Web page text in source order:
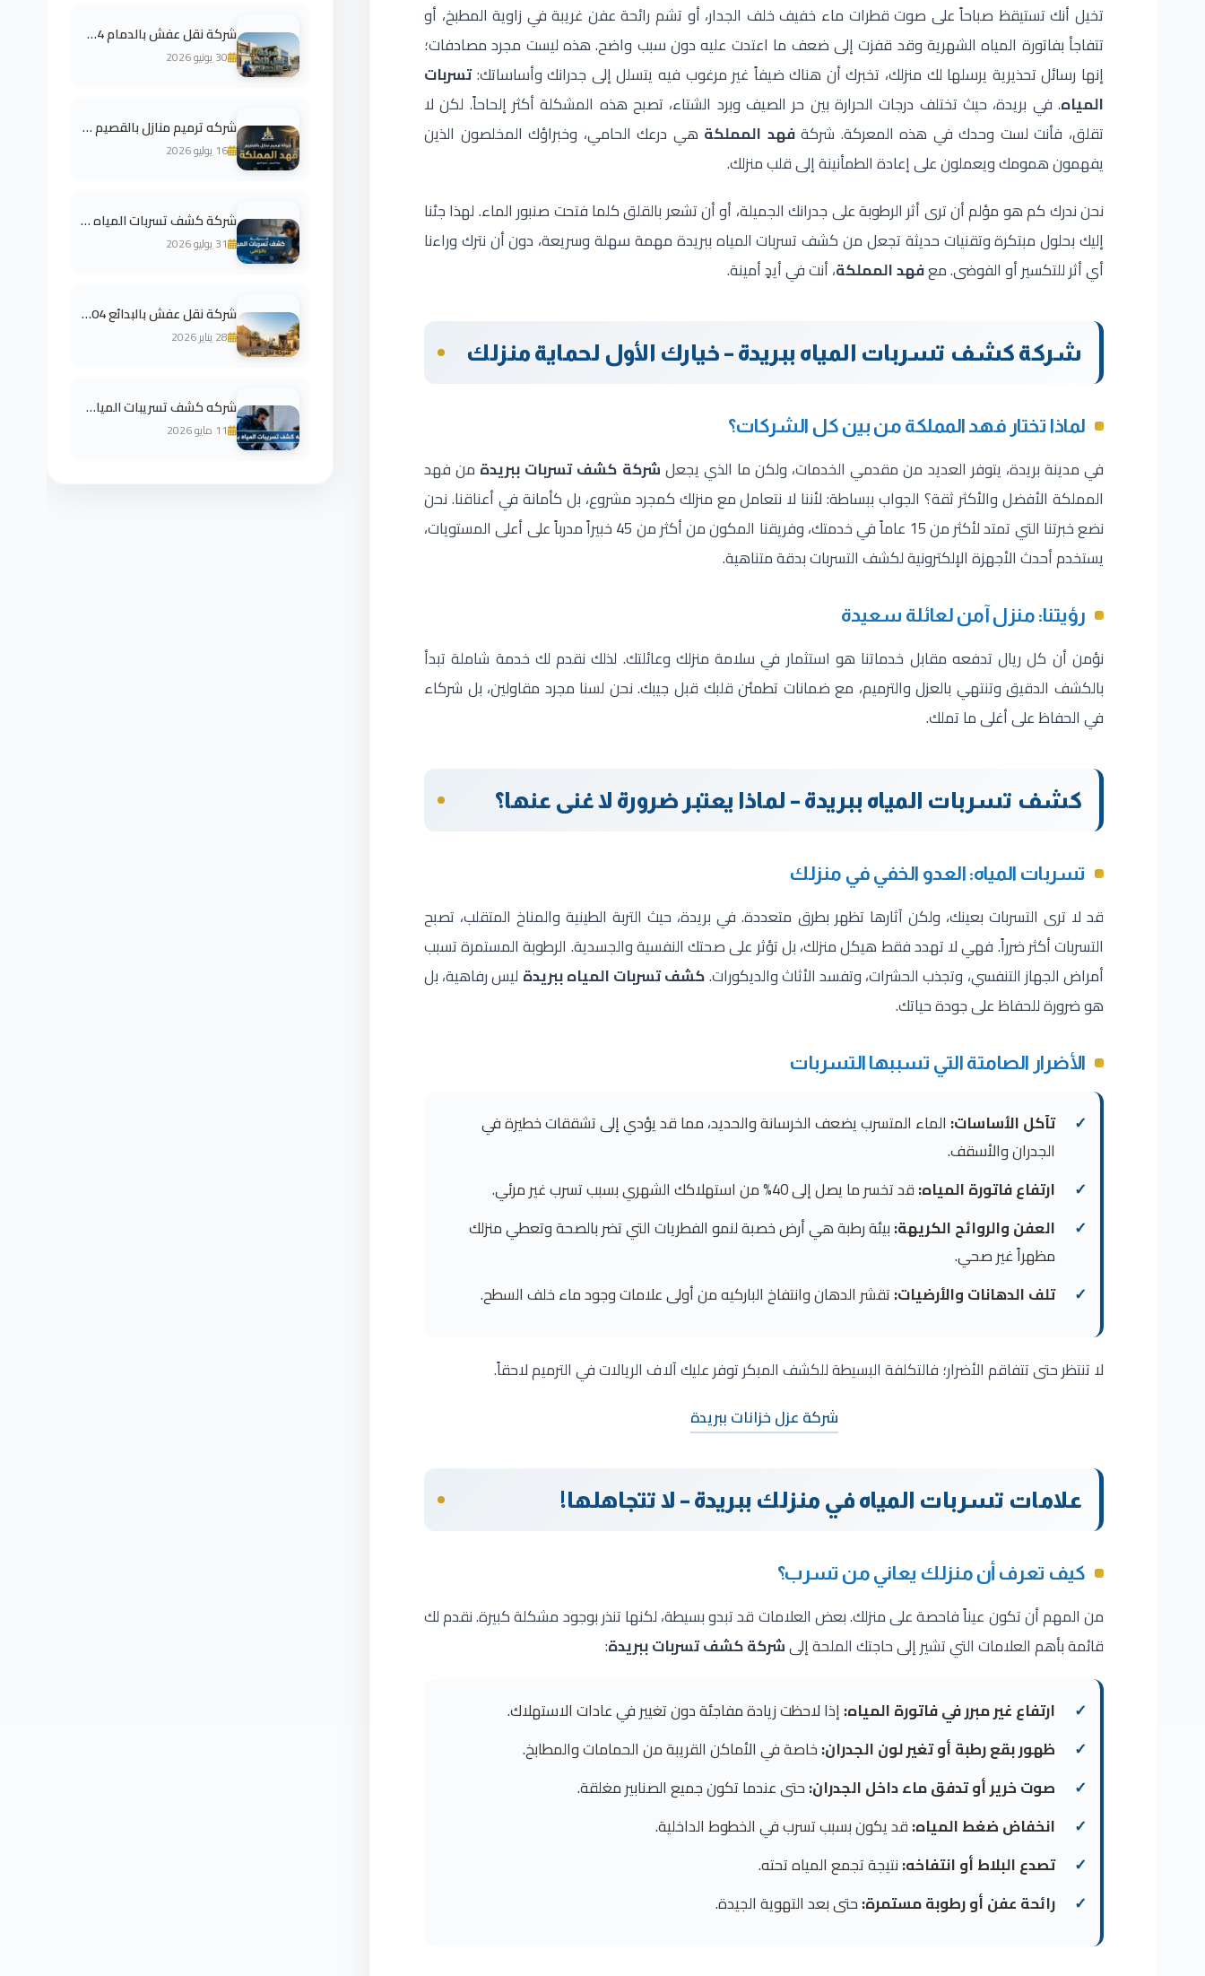
تخيل أنك تستيقظ صباحاً على صوت قطرات ماء خفيف خلف الجدار، أو تشم رائحة عفن غريبة في زاوية المطبخ، أو
تتفاجأ بفاتورة المياه الشهرية وقد قفزت إلى ضعف ما اعتدت عليه دون سبب واضح. هذه ليست مجرد مصادفات؛
إنها رسائل تحذيرية يرسلها لك منزلك، تخبرك أن هناك ضيفاً غير مرغوب فيه يتسلل إلى جدرانك وأساساتك:تسربات
المياه. في بريدة، حيث تختلف درجات الحرارة بين حر الصيف وبرد الشتاء، تصبح هذه المشكلة أكثر إلحاحاً. لكن لا
تقلق، فأنت لست وحدك في هذه المعركة. شركةفهد المملكة هي درعك الحامي، وخبراؤك المخلصون الذين
يفهمون همومك ويعملون على إعادة الطمأنينة إلى قلب منزلك.
نحن ندرك كم هو مؤلم أن ترى أثر الرطوبة على جدرانك الجميلة، أو أن تشعر بالقلق كلما فتحت صنبور الماء. لهذا جئنا
إليك بحلول مبتكرة وتقنيات حديثة تجعل من كشف تسربات المياه ببريدة مهمة سهلة وسريعة، دون أن نترك وراءنا
أي أثر للتكسير أو الفوضى. معفهد المملكة، أنت في أيدٍ أمينة.
شركة كشف تسربات المياه ببريدة – خيارك الأول لحماية منزلك
لماذا تختار فهد المملكة من بين كل الشركات؟
في مدينة بريدة، يتوفر العديد من مقدمي الخدمات، ولكن ما الذي يجعلشركة كشف تسربات ببريدة من فهد
المملكة الأفضل والأكثر ثقة؟ الجواب ببساطة: لأننا لا نتعامل مع منزلك كمجرد مشروع، بل كأمانة في أعناقنا. نحن
نضع خبرتنا التي تمتد لأكثر من 15 عاماً في خدمتك، وفريقنا المكون من
أكثر من 45 خبيراً
مدرباً على أعلى المستويات،
يستخدم أحدث الأجهزة الإلكترونية لكشف التسربات بدقة متناهية.
رؤيتنا: منزل آمن لعائلة سعيدة
نؤمن أن كل ريال تدفعه مقابل خدماتنا هو استثمار في سلامة منزلك وعائلتك. لذلك نقدم لك خدمة شاملة تبدأ
بالكشف الدقيق وتنتهي بالعزل والترميم، مع ضمانات تطمئن قلبك قبل جيبك. نحن لسنا مجرد مقاولين، بل شركاء
في الحفاظ على أغلى ما تملك.
كشف تسربات المياه ببريدة – لماذا يعتبر ضرورة لا غنى عنها؟
تسربات المياه: العدو الخفي في منزلك
قد لا ترى التسربات بعينك، ولكن آثارها تظهر بطرق متعددة. في بريدة، حيث التربة الطينية والمناخ المتقلب، تصبح
التسربات أكثر ضرراً. فهي لا تهدد فقط هيكل منزلك، بل تؤثر على صحتك النفسية والجسدية. الرطوبة المستمرة تسبب
أمراض الجهاز التنفسي، وتجذب الحشرات، وتفسد الأثاث والديكورات.كشف تسربات المياه ببريدة ليس رفاهية، بل
هو ضرورة للحفاظ على جودة حياتك.
الأضرار الصامتة التي تسببها التسربات
تآكل الأساسات: الماء المتسرب يضعف الخرسانة والحديد، مما قد يؤدي إلى تشققات خطيرة في
الجدران والأسقف.
ارتفاع فاتورة المياه:قد تخسرما يصل إلى 40%
من استهلاكك الشهري بسبب تسرب غير مرئي.
العفن والروائح الكريهة:بيئة رطبة هي أرض خصبة لنمو الفطريات التي تضر بالصحة وتعطي منزلك
مظهراً غير صحي.
تلف الدهانات والأرضيات:تقشر الدهان وانتفاخ الباركيه من أولى علامات وجود ماء خلف السطح.
لا تنتظر حتى تتفاقم الأضرار؛ فالتكلفة البسيطة للكشف المبكر توفر عليك آلاف الريالات في الترميم لاحقاً.
شركة عزل خزانات ببريدة
علامات تسربات المياه في منزلك ببريدة – لا تتجاهلها!
كيف تعرف أن منزلك يعاني من تسرب؟
من المهم أن تكون عيناً فاحصة على منزلك. بعض العلامات قد تبدو بسيطة، لكنها تنذر بوجود مشكلة كبيرة. نقدم لك
قائمة بأهم العلامات التي تشير إلى حاجتك الملحة إلىشركة كشف تسربات ببريدة:
ارتفاع غير مبرر في فاتورة المياه:إذا لاحظت زيادة مفاجئة دون تغيير في عادات الاستهلاك.
ظهور بقع رطبة أو تغير لون الجدران:خاصة في الأماكن القريبة من الحمامات والمطابخ.
صوت خرير أو تدفق ماء داخل الجدران:حتى عندما تكون جميع الصنابير مغلقة.
انخفاض ضغط المياه:قد يكون بسبب تسرب في الخطوط الداخلية.
تصدع البلاط أو انتفاخه:نتيجة تجمع المياه تحته.
رائحة عفن أو رطوبة مستمرة:حتى بعد التهوية الجيدة.
شركة نقل عفش بالدمام 01024358704 الايجار
30 يونيو 2026
شركه ترميم منازل بالقصيم للايجار 01024358704
16 يوليو 2026
شركة كشف تسربات المياه بالزلفي خصم خاص للعملاء…
31 يوليو 2026
شركة نقل عفش بالبدائع 01024358704 الايجار
28 يناير 2026
شركه كشف تسريبات المياه بالرس 01024358704 الايجار
11 مايو 2026